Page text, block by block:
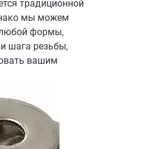
традиционной
мы можем
формы,
шага резьбы,
вашим